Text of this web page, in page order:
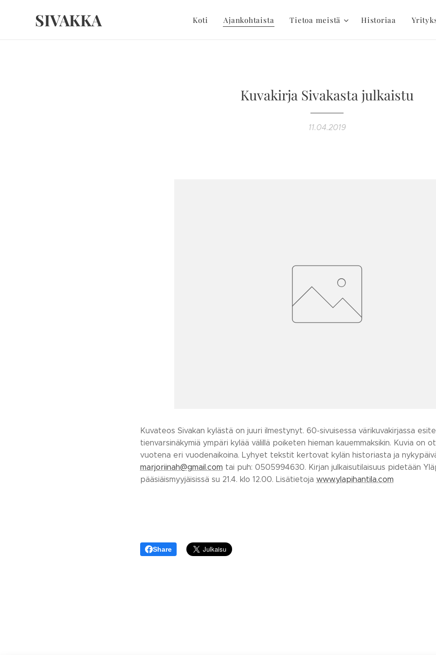
SIVAKKA Koti Ajankohtaista Tietoa meistä Historiaa
Kuvakirja Sivakasta julkaistu
11.04.2019
Kuvateos Sivakan kylästä on juuri ilmestynyt. 60-sivuisessa värikuvakirjassa
tienvarsinäkymiä ympäri kylää välillä poiketen hieman kauemmaksikin. Kuvia on
vuotena eri vuodenaikoina. Lyhyet tekstit kertovat kylän historiasta ja
marjoriinah@gmail.com tai puh: 0505994630. Kirjan julkaisutilaisuus pidetään
pääsiäismyyjäisissä su 21.4. klo 12.00. Lisätietoja www.ylapihantila.com
Share